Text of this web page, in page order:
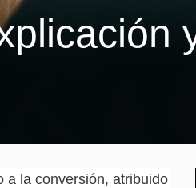
a la conversión, atribuido